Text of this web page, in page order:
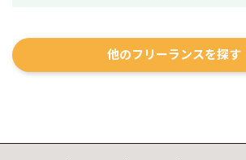
も、実際に自社商材
っている方は多くはあり
メアカウントとして
他のフリーランスを探す